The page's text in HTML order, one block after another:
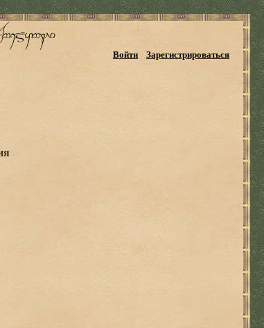
Войти Зарегистрироваться